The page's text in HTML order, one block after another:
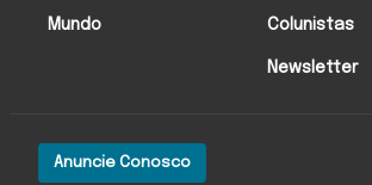
Anuncie Conosco
Mundo Colunistas
Newsletter